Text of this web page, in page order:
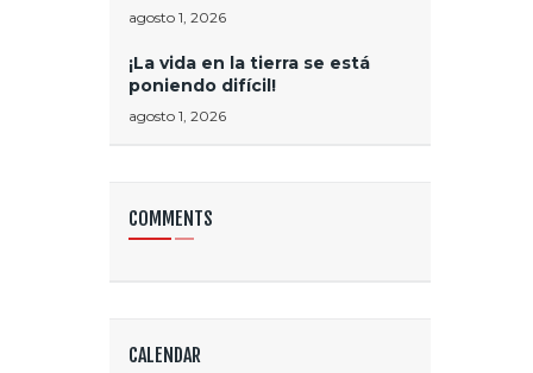
agosto 1, 2026
¡La vida en la tierra se está
poniendo difícil!
agosto 1, 2026
COMMENTS
CALENDAR